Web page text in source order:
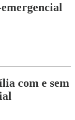
com e sem